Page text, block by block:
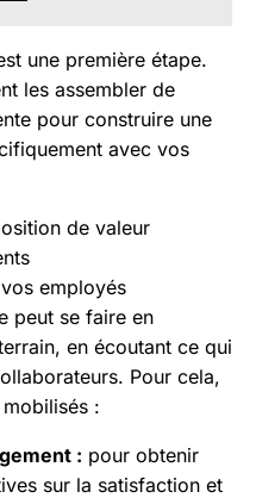
une première étape.
les assembler de
pour construire une
avec vos
de valeur
employés
peut se faire en
en écoutant ce qui
Pour cela,
:
: pour obtenir
sur la satisfaction et